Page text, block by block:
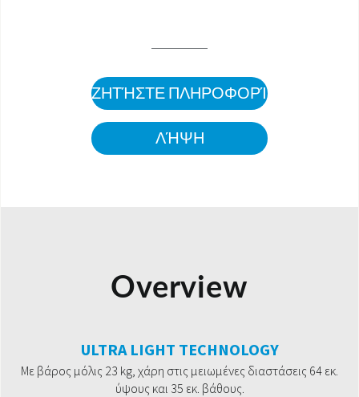
ΖΗΤΉΣΤΕ ΠΛΗΡΟΦΟΡΊΕΣ
ΛΉΨΗ
Overview
ULTRA LIGHT TECHNOLOGY
Με βάρος μόλις 23 kg, χάρη στις μειωμένες διαστάσεις 64 εκ.
ύψους και 35 εκ. βάθους.